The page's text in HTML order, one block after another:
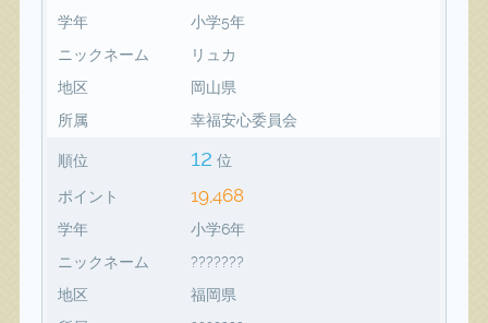
学年
小学5年
ニックネーム
リュカ
地区
岡山県
所属
幸福安心委員会
順位 12 位
ポイント 19,468
学年
小学6年
ニックネーム
???????
地区
福岡県